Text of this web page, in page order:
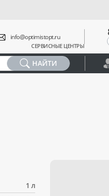
СЕРВИСНЫЕ ЦЕНТРЫ
info@optimistopt.ru
НАЙТИ
1 л